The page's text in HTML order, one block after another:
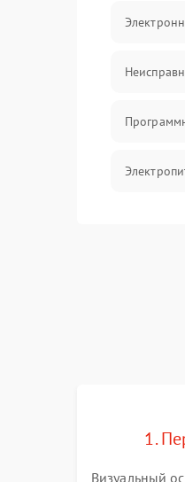
Сбои
1.
Визуальный